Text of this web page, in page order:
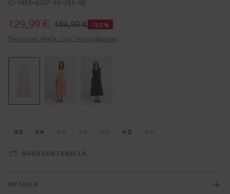
CI-1855-8207-10-261-38
Verkaufspreis:
129,99 € 189,99 € -32%
Preise inkl. MwSt. zzgl. Versandkosten
Größe wählen
32 Größe wählen
34 Größe wählen
Größe wählen
Größe wählen
Größe wählen
42
GRÖSSENTABELLE
DETAILS